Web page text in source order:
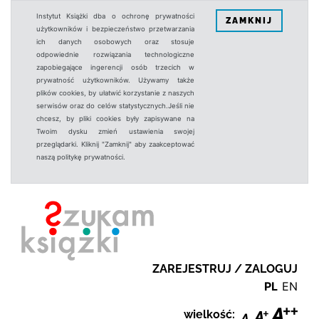
Instytut Książki dba o ochronę prywatności
użytkowników i bezpieczeństwo przetwarzania
ich danych osobowych oraz stosuje
odpowiednie rozwiązania technologiczne
zapobiegające ingerencji osób trzecich w
prywatność użytkowników. Używamy także
plików cookies, by ułatwić korzystanie z naszych
serwisów oraz do celów statystycznych.Jeśli nie
chcesz, by pliki cookies były zapisywane na
Twoim dysku zmień ustawienia swojej
przeglądarki. Kliknij "Zamknij" aby zaakceptować
naszą politykę prywatności.
ZAMKNIJ
ZAREJESTRUJ / ZALOGUJ
PL EN
wielkość: